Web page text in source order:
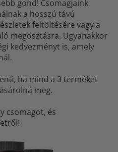
gond! Csomagjaink
a hosszú távú
feltöltésére vagy a
megosztásra. Ugyanakkor
kedvezményt is, amely
ha mind a 3 terméket
meg.
csomagot, és